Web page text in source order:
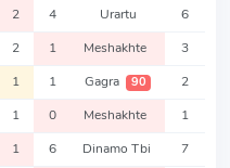
2 4 Urartu 6
2 1 Meshakhte 3
1 1 Gagra 90 2
1 0 Meshakhte 1
1 6 Dinamo Tbi 7